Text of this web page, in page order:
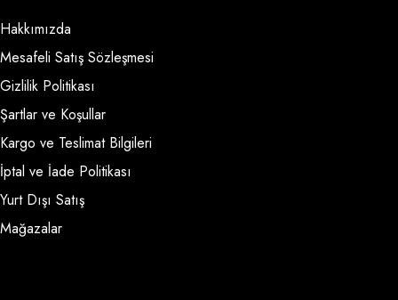
Hakkımızda
Mesafeli Satış Sözleşmesi
Gizlilik Politikası
Şartlar ve Koşullar
Kargo ve Teslimat Bilgileri
İptal ve İade Politikası
Yurt Dışı Satış
Mağazalar